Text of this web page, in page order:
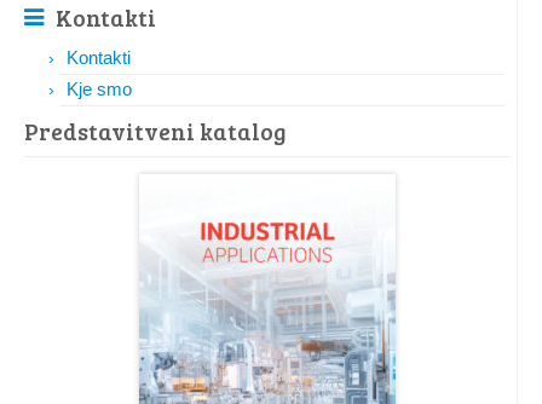
Kontakti
Kontakti
Kje smo
Predstavitveni katalog​​